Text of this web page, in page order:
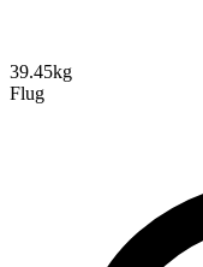
39.45kg
Flug